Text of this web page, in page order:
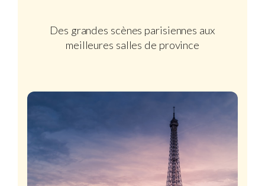
Des grandes scènes parisiennes aux
meilleures salles de province